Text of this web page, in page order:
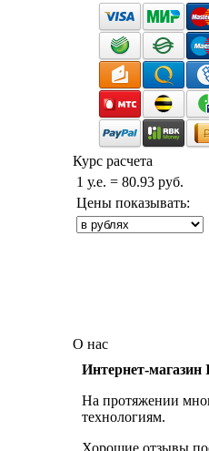
Курс расчета
1 у.е. = 80.93 руб.
Цены показывать:
О нас
Интернет-
На протяжении
технологиям.
Хорошие отзывы